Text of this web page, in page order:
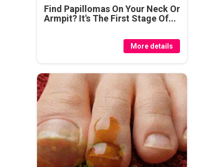
Find Papillomas On Your Neck Or
Armpit? It's The First Stage Of...
More details